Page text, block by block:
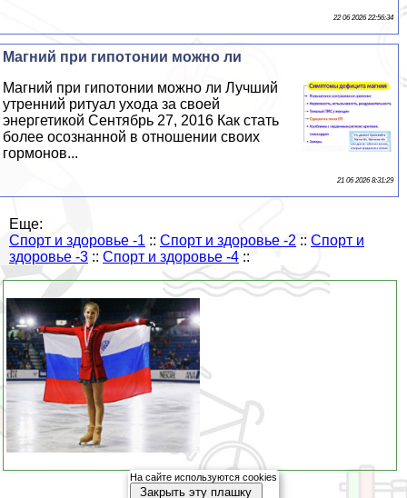
22 06 2026 22:56:34
Магний при гипотонии можно ли
Магний при гипотонии можно ли Лучший
утренний ритуал ухода за своей
энергетикой Сентябрь 27, 2016 Как стать
более осознанной в отношении своих
гормонов...
21 06 2026 8:31:29
Еще:
Спорт и здоровье -1 :: Спорт и здоровье -2 :: Спорт и
здоровье -3 :: Спорт и здоровье -4 ::
На сайте используются cookies
Закрыть эту плашку